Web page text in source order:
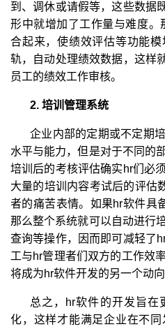
到、调休或请假等，这些数据
形中就增加了工作量与难度。
合起来，使绩效评估等功能
轨，自动处理绩效数据，这样
员工的绩效工作审核。
2. 培训管理系统
企业内部的定期或不定期
水平与能力，但是对于不同的
培训后的考核评估确实hr们必
大量的培训内容考试后的评估
者的痛苦表情。如果hr软件具
那么整个系统就可以自动进行
查询等操作，因而即可减轻了
工与hr管理者们双方的工作效
将成为hr软件开发的另一个动向
总之，hr软件的开发旨在
化，这样才能满足企业在不